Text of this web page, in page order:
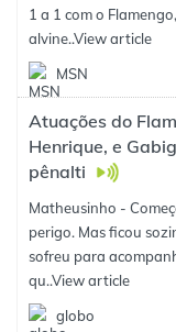
1 a 1 com o
alvine..View article
MSN
Atuações do
Henrique, e
pênalti
Matheusinho -
perigo. Mas ficou
sofreu para
qu..View article
globo